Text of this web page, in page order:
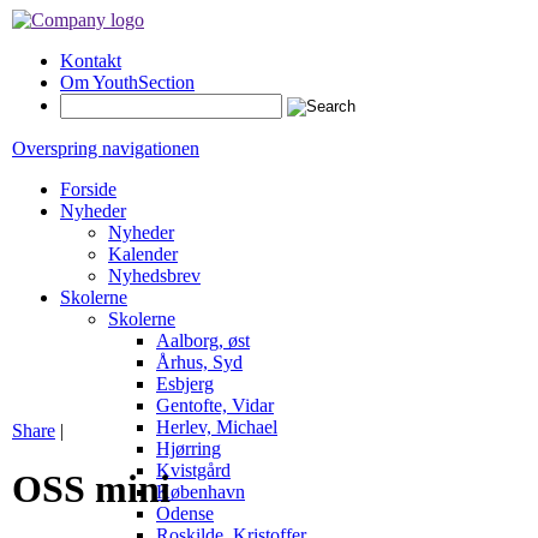
Kontakt
Om YouthSection
Overspring navigationen
Forside
Nyheder
Nyheder
Kalender
Nyhedsbrev
Skolerne
Skolerne
Aalborg, øst
Århus, Syd
Esbjerg
Gentofte, Vidar
Herlev, Michael
Hjørring
Kvistgård
København
Odense
Share |
OSS mini